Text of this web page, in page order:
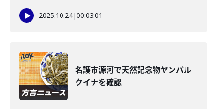
2025.10.24|00:03:01
名護市源河で天然記念物ヤンバル
クイナを確認